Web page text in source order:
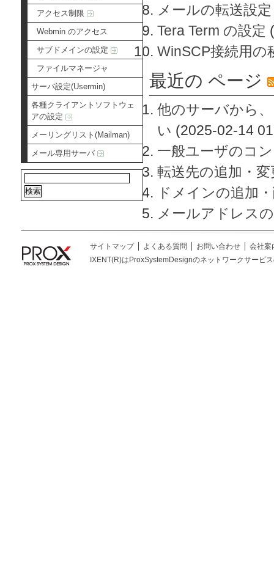
アクセス制限
Webmin のアクセス
サブドメインの設定
ファイルマネージャ
サーバ設定(Usermin)
各種クライアントソフトウェ
アの設定
メーリングリスト(Mailman)
メール専用サーバ
メールの転送設定
Tera Term の設定
WinSCP接続用の
最近の ページ
他のサーバから
い (2025-02-14
一般ユーザのコ
転送先の追加・
ドメインの追加
メールアドレス
サイトマップ よくある質問 お問い合わせ
会社案
IXENT(R)はProxSystemDesignのネットワークサービ